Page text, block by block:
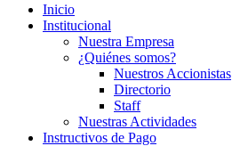
Inicio
Institucional
Nuestra Empresa
¿Quiénes somos?
Nuestros Accionistas
Directorio
Staff
Nuestras Actividades
Instructivos de Pago